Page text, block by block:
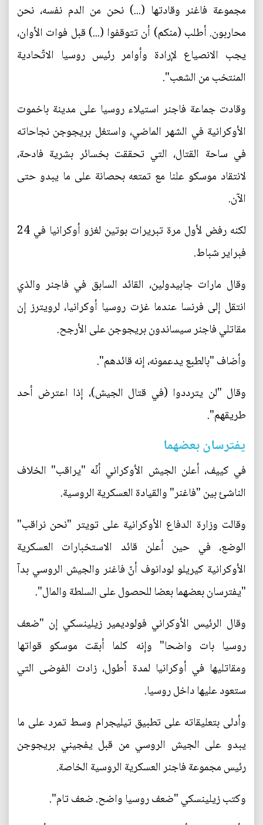
مجموعة فاغنر وقادتها (...) نحن من الدم نفسه، نحن
محاربون. أطلب (منكم) أن تتوقفوا (...) قبل فوات الأوان،
يجب الانصياع لإرادة وأوامر رئيس روسيا الاتّحادية
المنتخب من الشعب".
وقادت جماعة فاجنر استيلاء روسيا على مدينة باخموت
الأوكرانية في الشهر الماضي، واستغل بريجوجن نجاحاته
في ساحة القتال، التي تحققت بخسائر بشرية فادحة،
لانتقاد موسكو علنا مع تمتعه بحصانة على ما يبدو حتى
الآن.
لكنه رفض لأول مرة تبريرات بوتين لغزو أوكرانيا في 24
فبراير شباط.
وقال مارات جابيدولين، القائد السابق في فاجنر والذي
انتقل إلى فرنسا عندما غزت روسيا أوكرانيا، لرويترز إن
مقاتلي فاجنر سيساندون بريجوجن على الأرجح.
وأضاف "بالطبع يدعمونه، إنه قائدهم".
وقال "لن يترددوا (في قتال الجيش)، إذا اعترض أحد
طريقهم".
يفترسان بعضهما
في كييف، أعلن الجيش الأوكراني أنّه "يراقب" الخلاف
الناشئ بين "فاغنر" والقيادة العسكرية الروسية.
وقالت وزارة الدفاع الأوكرانية على تويتر "نحن نراقب"
الوضع، في حين أعلن قائد الاستخبارات العسكرية
الأوكرانية كيريلو لودانوف أنّ فاغنر والجيش الروسي بدآ
"يفترسان بعضهما بعضا للحصول على السلطة والمال".
وقال الرئيس الأوكراني فولوديمير زيلينسكي إن "ضعف
روسيا بات واضحا" وإنه كلما أبقت موسكو قواتها
ومقاتليها في أوكرانيا لمدة أطول، زادت الفوضى التي
ستعود عليها داخل روسيا.
وأدلى بتعليقاته على تطبيق تيليجرام وسط تمرد على ما
يبدو على الجيش الروسي من قبل يفجيني بريجوجن
رئيس مجموعة فاجنر العسكرية الروسية الخاصة.
وكتب زيلينسكي "ضعف روسيا واضح. ضعف تام".